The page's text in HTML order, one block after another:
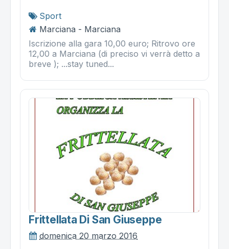
Sport
Marciana - Marciana
Iscrizione alla gara 10,00 euro; Ritrovo ore
12,00 a Marciana (di preciso vi verrà detto a
breve ); ...stay tuned...
Frittellata Di San Giuseppe
domenica 20 marzo 2016